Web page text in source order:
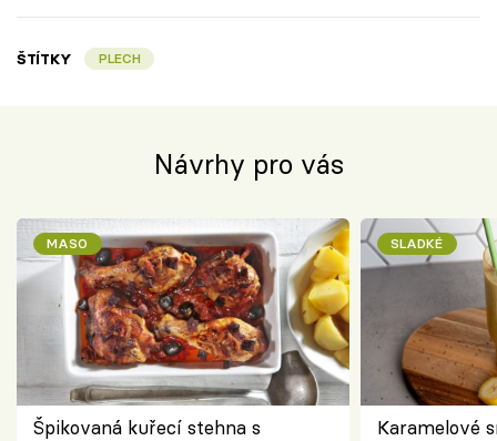
ŠTÍTKY PLECH
Návrhy pro vás
MASO
Špikovaná kuřecí stehna s
SLADKÉ
Karamelové